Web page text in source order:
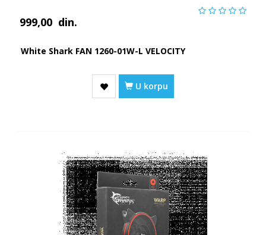
999,00 din.
White Shark FAN 1260-01W-L VELOCITY
U korpu